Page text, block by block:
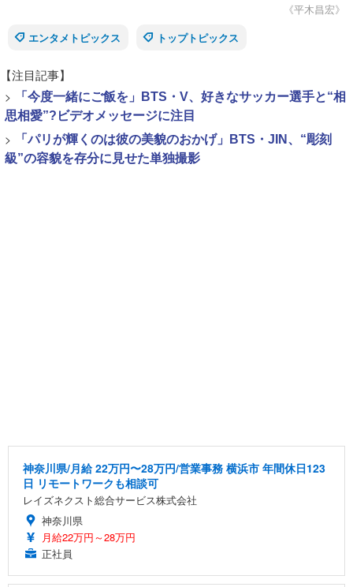
《平木昌宏》
エンタメトピックス
トップトピックス
【注目記事】
>
「今度一緒にご飯を」BTS・V、好きなサッカー選手と“相
思相愛”?ビデオメッセージに注目
>
「パリが輝くのは彼の美貌のおかげ」BTS・JIN、“彫刻
級”の容貌を存分に見せた単独撮影
神奈川県/月給 22万円〜28万円/営業事務 横浜市 年間休日123
日 リモートワークも相談可
レイズネクスト総合サービス株式会社
神奈川県
月給22万円～28万円
正社員